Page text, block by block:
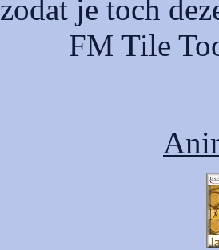
zodat je toch
FM Tile